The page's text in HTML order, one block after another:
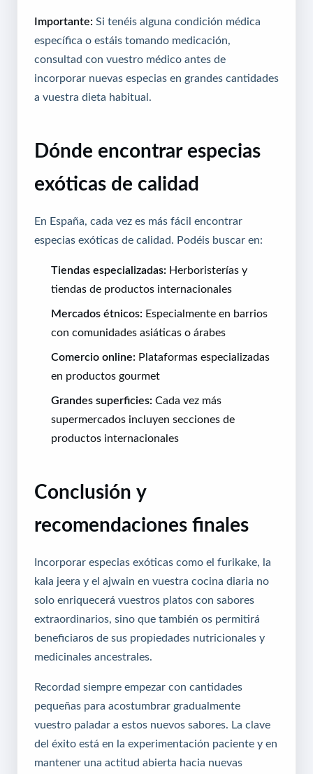
Importante: Si tenéis alguna condición médica
específica o estáis tomando medicación,
consultad con vuestro médico antes de
incorporar nuevas especias en grandes cantidades
a vuestra dieta habitual.
Dónde encontrar especias
exóticas de calidad
En España, cada vez es más fácil encontrar
especias exóticas de calidad. Podéis buscar en:
Tiendas especializadas: Herboristerías y
tiendas de productos internacionales
Mercados étnicos: Especialmente en barrios
con comunidades asiáticas o árabes
Comercio online: Plataformas especializadas
en productos gourmet
Grandes superficies: Cada vez más
supermercados incluyen secciones de
productos internacionales
Conclusión y
recomendaciones finales
Incorporar especias exóticas como el furikake, la
kala jeera y el ajwain en vuestra cocina diaria no
solo enriquecerá vuestros platos con sabores
extraordinarios, sino que también os permitirá
beneficiaros de sus propiedades nutricionales y
medicinales ancestrales.
Recordad siempre empezar con cantidades
pequeñas para acostumbrar gradualmente
vuestro paladar a estos nuevos sabores. La clave
del éxito está en la experimentación paciente y en
mantener una actitud abierta hacia nuevas